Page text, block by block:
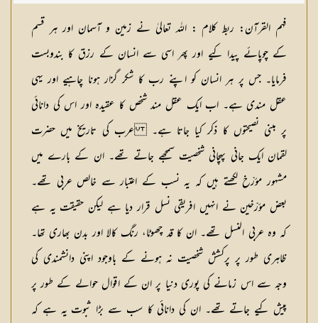
فہم القرآن: ربط کلام : اللہ تعالیٰ نے زمین و آسمان اور ہر قسم
کے چوپائے پیدا کیے اور پھر اسی سے انسان کے رزق کا بندوبست
فرمایا۔ جس پر ہر انسان کو اپنے رب کا شکر گزار ہونا چاہیے اور یہی
عقل مندی ہے۔ اب ایک عقل مند شخص کا عقیدہ اور اس کی دانائی
پر مبنی نصیحتوں کا ذکر کیا جاتا ہے۔ عرب کی تاریخ میں حضرت
لقمان ایک جانی پہچانی شخصیت سمجھے جاتے تھے۔ ان کے بارے میں
مشہور مؤرّخ لکھتے ہیں کہ یہ نسب کے اعتبار سے خالص عربی تھے۔
بعض مؤرّخین نے انہیں افریقی نسل قرار دیا ہے لیکن حقیقت یہ ہے
کہ وہ عربی النسل تھے۔ ان کا قد چھوٹا، رنگ کالا اور بدن بھاری تھا۔
ظاہری طور پر پرکشش شخصیت نہ ہونے کے باوجود اپنی دانشمندی کی
وجہ سے اس زمانے کی پوری دنیا پر ان کے اقوال حوالے کے طور پر
پیش کیے جاتے تھے۔ ان کی دانائی کا سب سے بڑا ثبوت یہ ہے کہ